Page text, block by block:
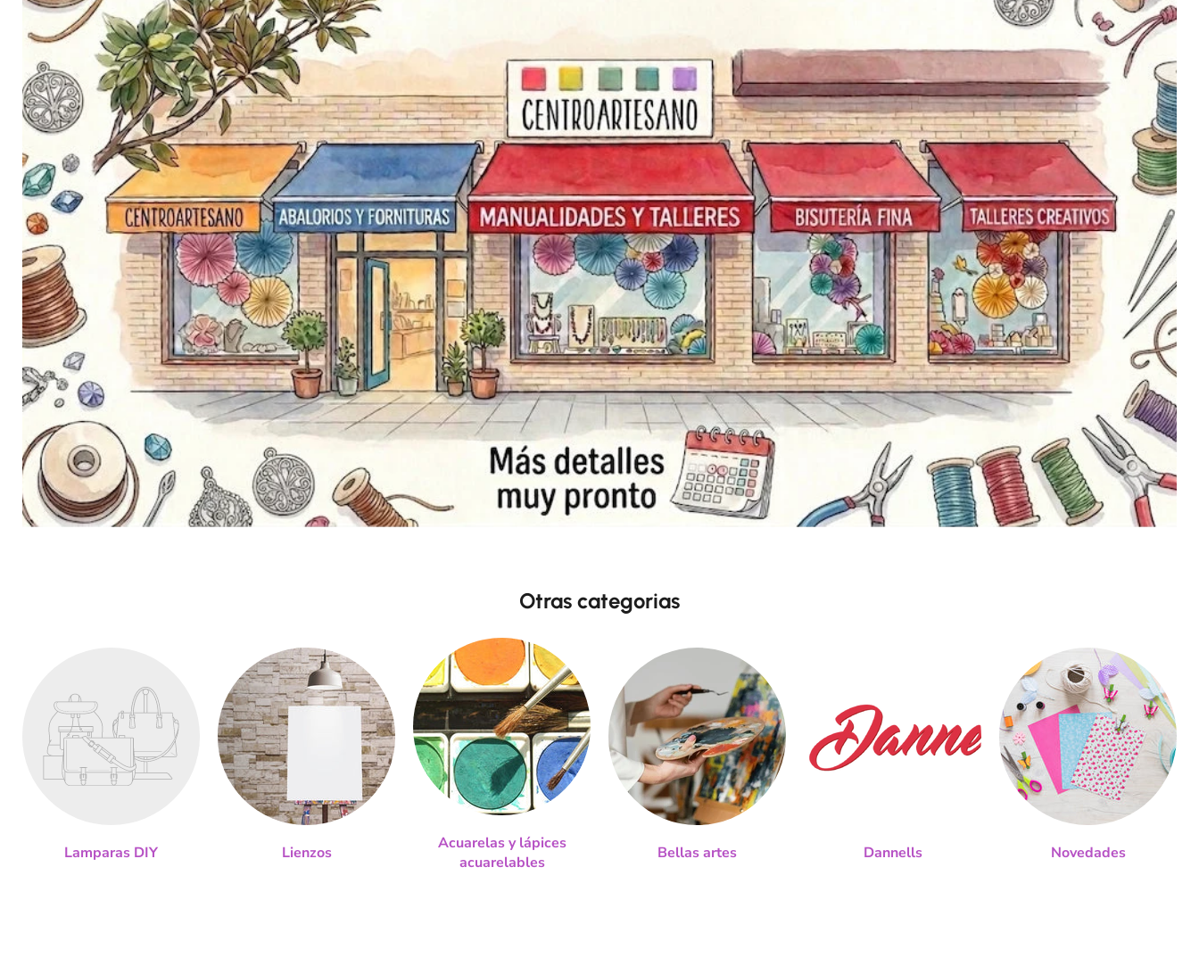
Otras categorias
Lamparas DIY Lienzos
Acuarelas y lápices
acuarelables
Bellas artes Dannells Novedades